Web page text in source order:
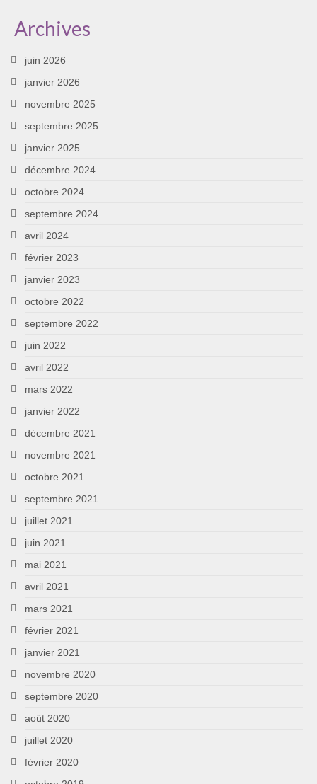
Archives
juin 2026
janvier 2026
novembre 2025
septembre 2025
janvier 2025
décembre 2024
octobre 2024
septembre 2024
avril 2024
février 2023
janvier 2023
octobre 2022
septembre 2022
juin 2022
avril 2022
mars 2022
janvier 2022
décembre 2021
novembre 2021
octobre 2021
septembre 2021
juillet 2021
juin 2021
mai 2021
avril 2021
mars 2021
février 2021
janvier 2021
novembre 2020
septembre 2020
août 2020
juillet 2020
février 2020